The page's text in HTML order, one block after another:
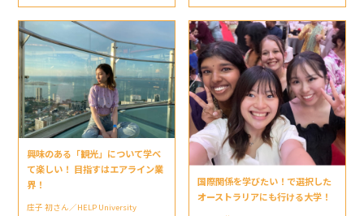
興味のある「観光」について学べ
て楽しい！ 目指すはエアライン業
界！
庄子 初さん／HELP University
国際関係を学びたい！で選択した
オーストラリアにも行ける大学！